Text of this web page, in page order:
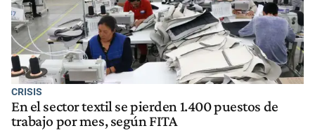
CRISIS
En el sector textil se pierden 1.400 puestos de
trabajo por mes, según FITA